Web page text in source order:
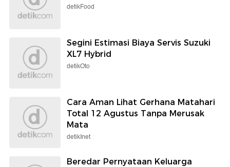
detikFood
Segini Estimasi Biaya Servis Suzuki
XL7 Hybrid
detikOto
Cara Aman Lihat Gerhana Matahari
Total 12 Agustus Tanpa Merusak
Mata
detikInet
Beredar Pernyataan Keluarga